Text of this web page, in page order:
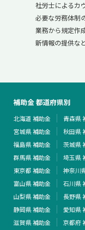
社労士によるカ
必要な労務体制
業務から規定作
新情報の提供な
補助金 都道府県別
北海道 補助金 青森県
宮城県 補助金
秋田県
福島県 補助金
茨城県
群馬県 補助金
埼玉県
東京都 補助金
神奈川
富山県 補助金
石川県
山梨県 補助金
長野県
静岡県 補助金
愛知県
滋賀県 補助金
京都府